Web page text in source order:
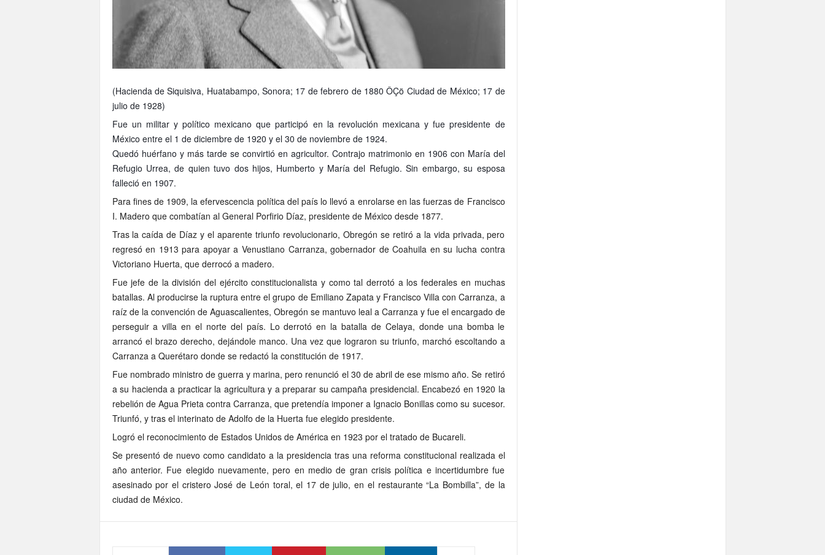
(Hacienda de Siquisiva, Huatabampo, Sonora; 17 de febrero de 1880 ÔÇö Ciudad de México; 17 de
julio de 1928)
Fue un militar y político mexicano que participó en la revolución mexicana y fue presidente de
México entre el 1 de diciembre de 1920 y el 30 de noviembre de 1924.
Quedó huérfano y más tarde se convirtió en agricultor. Contrajo matrimonio en 1906 con María del
Refugio Urrea, de quien tuvo dos hijos, Humberto y María del Refugio. Sin embargo, su esposa
falleció en 1907.
Para fines de 1909, la efervescencia política del país lo llevó a enrolarse en las fuerzas de Francisco
I. Madero que combatían al General Porfirio Díaz, presidente de México desde 1877.
Tras la caída de Díaz y el aparente triunfo revolucionario, Obregón se retiró a la vida privada, pero
regresó en 1913 para apoyar a Venustiano Carranza, gobernador de Coahuila en su lucha contra
Victoriano Huerta, que derrocó a madero.
Fue jefe de la división del ejército constitucionalista y como tal derrotó a los federales en muchas
batallas. Al producirse la ruptura entre el grupo de Emiliano Zapata y Francisco Villa con Carranza, a
raíz de la convención de Aguascalientes, Obregón se mantuvo leal a Carranza y fue el encargado de
perseguir a villa en el norte del país. Lo derrotó en la batalla de Celaya, donde una bomba le
arrancó el brazo derecho, dejándole manco. Una vez que lograron su triunfo, marchó escoltando a
Carranza a Querétaro donde se redactó la constitución de 1917.
Fue nombrado ministro de guerra y marina, pero renunció el 30 de abril de ese mismo año. Se retiró
a su hacienda a practicar la agricultura y a preparar su campaña presidencial. Encabezó en 1920 la
rebelión de Agua Prieta contra Carranza, que pretendía imponer a Ignacio Bonillas como su sucesor.
Triunfó, y tras el interinato de Adolfo de la Huerta fue elegido presidente.
Logró el reconocimiento de Estados Unidos de América en 1923 por el tratado de Bucareli.
Se presentó de nuevo como candidato a la presidencia tras una reforma constitucional realizada el
año anterior. Fue elegido nuevamente, pero en medio de gran crisis política e incertidumbre fue
asesinado por el cristero José de León toral, el 17 de julio, en el restaurante “La Bombilla”, de la
ciudad de México.